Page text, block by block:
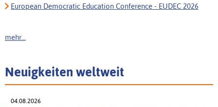
European Democratic Education Conference - EUDEC 2026
mehr...
Neuigkeiten weltweit
04.08.2026